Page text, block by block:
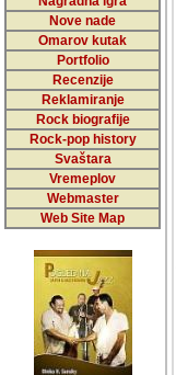
Nove nade
Omarov kutak
Portfolio
Recenzije
Reklamiranje
Rock biografije
Rock-pop history
Svaštara
Vremeplov
Webmaster
Web Site Map